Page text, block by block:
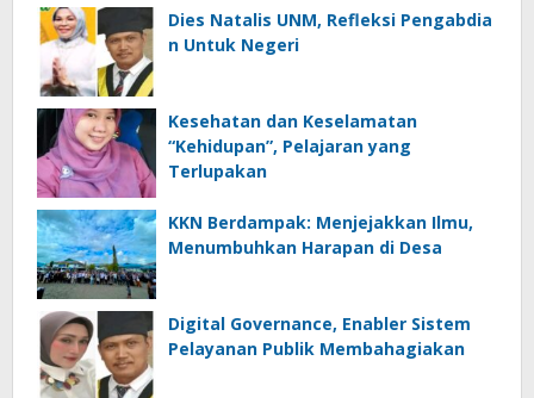
Dies Natalis UNM, Refleksi Pengabdia
n Untuk Negeri
Kesehatan dan Keselamatan
“Kehidupan”, Pelajaran yang
Terlupakan
KKN Berdampak: Menjejakkan Ilmu,
Menumbuhkan Harapan di Desa
Digital Governance, Enabler Sistem
Pelayanan Publik Membahagiakan